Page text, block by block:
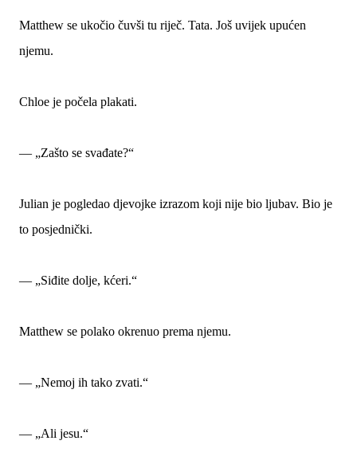
Matthew se ukočio čuvši tu riječ. Tata. Još uvijek upućen
njemu.
Chloe je počela plakati.
— „Zašto se svađate?“
Julian je pogledao djevojke izrazom koji nije bio ljubav. Bio je
to posjednički.
— „Siđite dolje, kćeri.“
Matthew se polako okrenuo prema njemu.
— „Nemoj ih tako zvati.“
— „Ali jesu.“